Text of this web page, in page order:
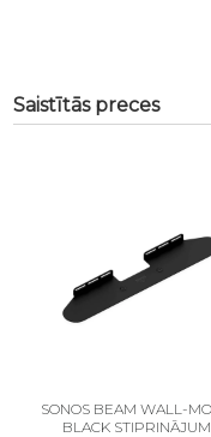
Saistītās preces
SONOS BEAM WALL-
BLACK